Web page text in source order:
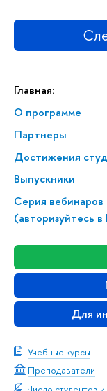
Главная:
О программе
Партнеры
Достижения
Выпускники
Серия
(авторизуйтесь
Для
Учебные курсы
Преподаватели